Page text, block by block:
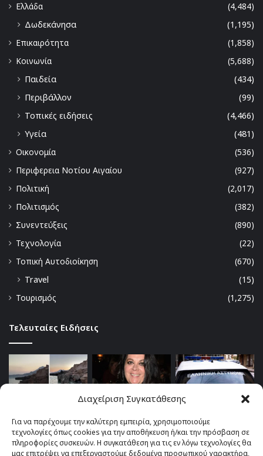
Διαχείριση Συγκατάθεσης
Για να παρέχουμε την καλύτερη εμπειρία, χρησιμοποιούμε
τεχνολογίες όπως cookies για την αποθήκευση ή/και την πρόσβαση σε
πληροφορίες συσκευών. Η συγκατάθεση για τις εν λόγω τεχνολογίες θα
μας επιτρέψει να επεξεργαστούμε δεδομένα προσωπικού χαρακτήρα,
Ελλάδα
(4,484)
Δωδεκάνησα
(1,195)
Επικαιρότητα
(1,858)
Κοινωνία
(5,688)
Παιδεία
(434)
Περιβάλλον
(99)
Τοπικές ειδήσεις
(4,466)
Υγεία
(481)
Οικονομία
(536)
Περιφερεια Νοτίου Αιγαίου
(927)
Πολιτική
(2,017)
Πολιτισμός
(382)
Συνεντεύξεις
(890)
Τεχνολογία
(22)
Τοπική Αυτοδιοίκηση
(670)
Travel
(15)
Τουρισμός
(1,275)
Τελευταίες Ειδήσεις